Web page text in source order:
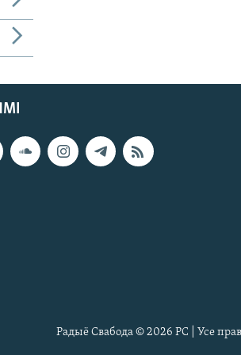
Радыё Свабода © 2026 РС | Усе